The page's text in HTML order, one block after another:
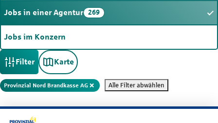
Jobs in einer Agentur 269
Jobs im Konzern
Filter Karte
Provinzial Nord Brandkasse AG Alle Filter abwählen